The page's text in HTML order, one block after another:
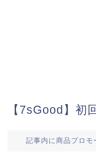
【7sGood】初
記事内に商品プロモ